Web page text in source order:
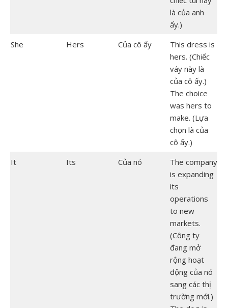
là của anh
ấy.)
She
Hers Của cô ấy
This dress is
hers. (Chiếc
váy này là
của cô ấy.)
The choice
was hers to
make. (Lựa
chọn là của
cô ấy.)
It
Its Của nó
The company
is expanding
its
operations
to new
markets.
(Công ty
đang mở
rộng hoạt
động của nó
sang các thị
trường mới.)